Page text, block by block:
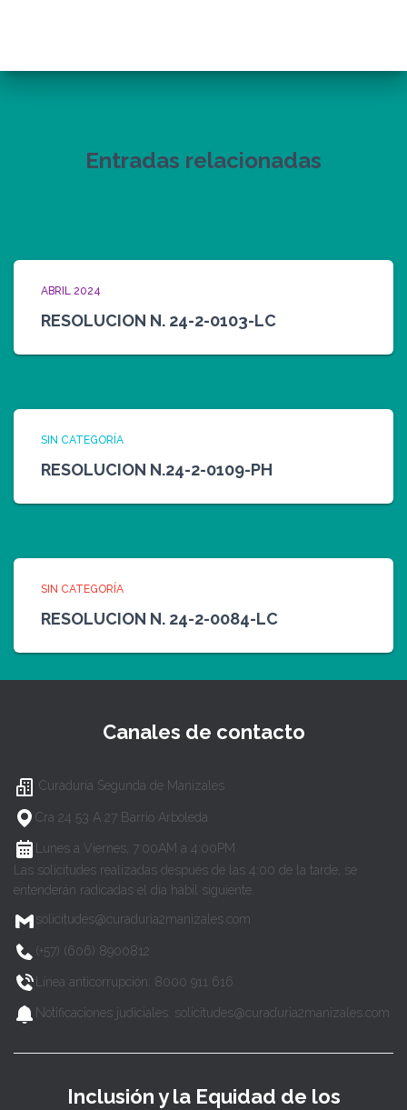
Entradas relacionadas
ABRIL 2024
RESOLUCION N. 24-2-0103-LC
SIN CATEGORÍA
RESOLUCION N.24-2-0109-PH
SIN CATEGORÍA
RESOLUCION N. 24-2-0084-LC
Canales de contacto
Curaduría Segunda de Manizales
Cra 24 53 A 27 Barrio Arboleda
Lunes a Viernes, 7:00AM a 4:00PM
Las solicitudes realizadas después de las 4:00 de la tarde, se
entenderán radicadas el día hábil siguiente.
solicitudes@curaduria2manizales.com
(+57) (606) 8900812
Línea anticorrupción: 8000 911 616
Notificaciones judiciales: solicitudes@curaduria2manizales.com
Inclusión y la Equidad de los